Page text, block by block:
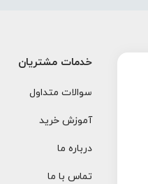
خدمات مشتریان
سوالات متداول
آموزش خرید
درباره ما
تماس با ما